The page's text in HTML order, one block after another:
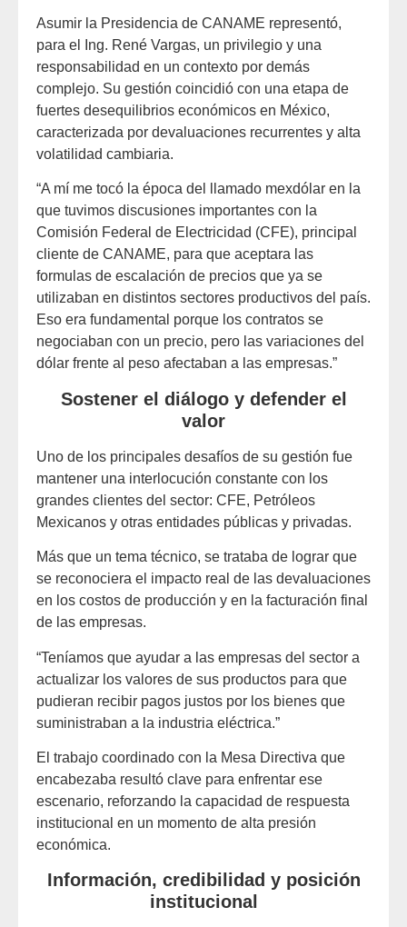
Asumir la Presidencia de CANAME representó,
para el Ing. René Vargas, un privilegio y una
responsabilidad en un contexto por demás
complejo. Su gestión coincidió con una etapa de
fuertes desequilibrios económicos en México,
caracterizada por devaluaciones recurrentes y alta
volatilidad cambiaria.
“A mí me tocó la época del llamado mexdólar en la
que tuvimos discusiones importantes con la
Comisión Federal de Electricidad (CFE), principal
cliente de CANAME, para que aceptara las
formulas de escalación de precios que ya se
utilizaban en distintos sectores productivos del país.
Eso era fundamental porque los contratos se
negociaban con un precio, pero las variaciones del
dólar frente al peso afectaban a las empresas.”
Sostener el diálogo y defender el
valor
Uno de los principales desafíos de su gestión fue
mantener una interlocución constante con los
grandes clientes del sector: CFE, Petróleos
Mexicanos y otras entidades públicas y privadas.
Más que un tema técnico, se trataba de lograr que
se reconociera el impacto real de las devaluaciones
en los costos de producción y en la facturación final
de las empresas.
“Teníamos que ayudar a las empresas del sector a
actualizar los valores de sus productos para que
pudieran recibir pagos justos por los bienes que
suministraban a la industria eléctrica.”
El trabajo coordinado con la Mesa Directiva que
encabezaba resultó clave para enfrentar ese
escenario, reforzando la capacidad de respuesta
institucional en un momento de alta presión
económica.
Información, credibilidad y posición
institucional